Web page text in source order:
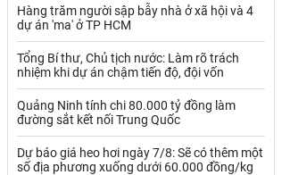
Than Thức ăn chăn nuôi
Thủy hải sản khác Tôm
Vàng
VLXD khác Xăng dầu
Hàng trăm người sập bẫy nhà ở xã hội và 4
dự án 'ma' ở TP HCM
Tổng Bí thư, Chủ tịch nước: Làm rõ trách
nhiệm khi dự án chậm tiến độ, đội vốn
Quảng Ninh tính chi 80.000 tỷ đồng làm
đường sắt kết nối Trung Quốc
Dự báo giá heo hơi ngày 7/8: Sẽ có thêm một
số địa phương xuống dưới 60.000 đồng/kg